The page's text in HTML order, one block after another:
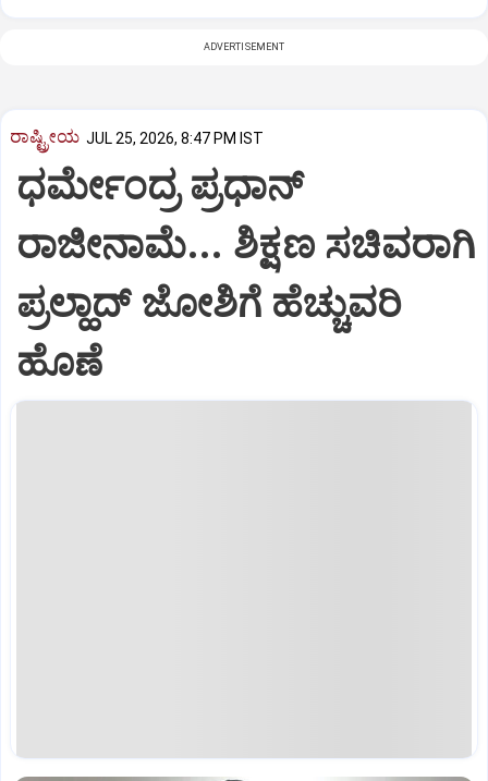
ADVERTISEMENT
ರಾಷ್ಟ್ರೀಯ JUL 25, 2026, 8:47 PM IST
ಧರ್ಮೇಂದ್ರ ಪ್ರಧಾನ್
ರಾಜೀನಾಮೆ... ಶಿಕ್ಷಣ ಸಚಿವರಾಗಿ
ಪ್ರಲ್ಹಾದ್ ಜೋಶಿಗೆ ಹೆಚ್ಚುವರಿ
ಹೊಣೆ